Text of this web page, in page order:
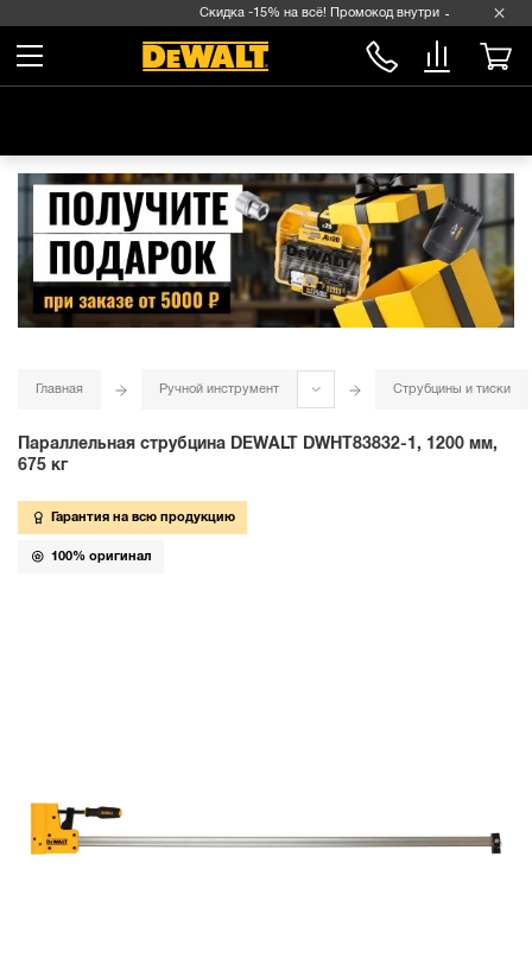
Скидка -15% на всё! Промокод внутри →
Главная Ручной инструмент Струбцины и тиски
Параллельная струбцина DEWALT DWHT83832-1, 1200 мм,
675 кг
Гарантия на всю продукцию
100% оригинал